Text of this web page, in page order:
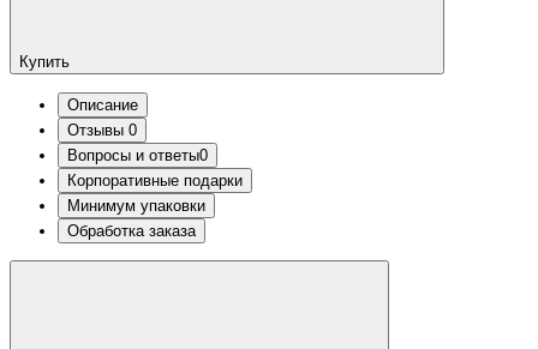
Купить
Описание
Отзывы 0
Вопросы и ответы0
Корпоративные подарки
Минимум упаковки
Обработка заказа